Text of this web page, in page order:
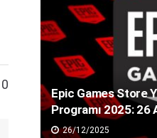
0
Epic Games Store
Programı 2025: 26
26/12/2025